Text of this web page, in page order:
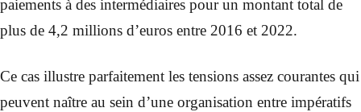
paiements à des intermédiaires pour un montant total de
plus de 4,2 millions d’euros entre 2016 et 2022.
Ce cas illustre parfaitement les tensions assez courantes qui
peuvent naître au sein d’une organisation entre impératifs